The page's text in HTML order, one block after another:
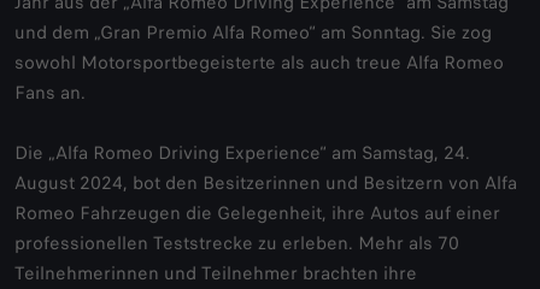
und dem „Gran Premio Alfa Romeo“ am Sonntag. Sie zog
sowohl Motorsportbegeisterte als auch treue Alfa Romeo
Fans an.
Die „Alfa Romeo Driving Experience“ am Samstag, 24.
August 2024, bot den Besitzerinnen und Besitzern von Alfa
Romeo Fahrzeugen die Gelegenheit, ihre Autos auf einer
professionellen Teststrecke zu erleben. Mehr als 70
Teilnehmerinnen und Teilnehmer brachten ihre